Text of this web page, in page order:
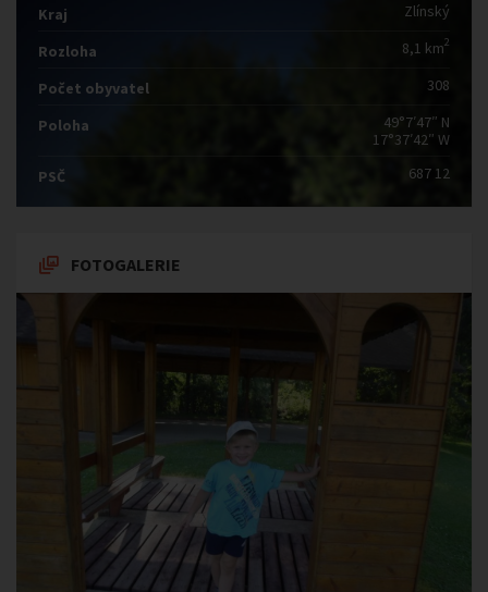
Kraj Zlínský
Rozloha 8,1 km2
Počet obyvatel 308
Poloha
49°7′47″ N
17°37′42″ W
PSČ
687 12
FOTOGALERIE